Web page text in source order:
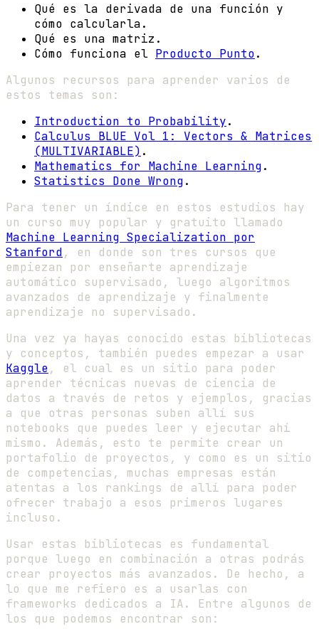
Qué es la derivada de una función y
cómo calcularla.
Qué es una matriz.
Cómo funciona el Producto Punto.
Algunos recursos para aprender varios de
estos temas son:
Introduction to Probability.
Calculus BLUE Vol 1: Vectors & Matrices
(MULTIVARIABLE) .
Mathematics for Machine Learning.
Statistics Done Wrong.
Para tener un índice en estos estudios hay
un curso muy popular y gratuito llamado
Machine Learning Specialization por
Stanford, en donde son tres cursos que
empiezan por enseñarte aprendizaje
automático supervisado, luego algoritmos
avanzados de aprendizaje y finalmente
aprendizaje no supervisado.
Una vez ya hayas conocido estas bibliotecas
y conceptos, también puedes empezar a usar
Kaggle, el cual es un sitio para poder
aprender técnicas nuevas de ciencia de
datos a través de retos y ejemplos, gracias
a que otras personas suben allí sus
notebooks que puedes leer y ejecutar ahí
mismo. Además, esto te permite crear un
portafolio de proyectos, y como es un sitio
de competencias, muchas empresas están
atentas a los rankings de allí para poder
ofrecer trabajo a esos primeros lugares
incluso.
Usar estas bibliotecas es fundamental
porque luego en combinación a otras podrás
crear proyectos más avanzados. De hecho, a
lo que me refiero es a usarlas con
frameworks dedicados a IA. Entre algunos de
los que podemos encontrar son: